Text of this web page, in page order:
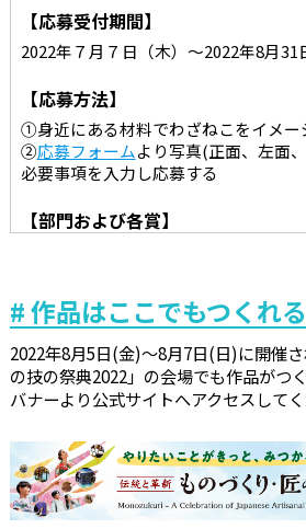
【応募受付期間】
2022年７月７日（木）～2022年8月31
【応募方法】
①身近にある材料でわざねこをイメー
②応募フォームより写真(正面、左面
必要事項を入力し応募する
【部門および各賞】
【選考結果の発表】
ご応募いただいた作品の中から写真
賞作品を決定いたします。2022年11
づくり部公式ホームページで受賞作品
【賞品発送時期】
2022年11月ごろ、受賞者へ賞品を発
【応募規約】
作品はここでもつくれる
2022年8月5日(金)～8月7日(日)に開催
の技の祭典2022」の会場でも作品がつ
バナーより公式サイトへアクセスしてく